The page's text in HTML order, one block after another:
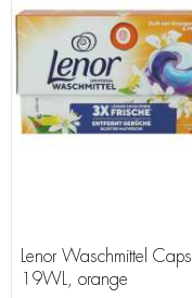
Lenor Waschmittel Caps
19WL, orange